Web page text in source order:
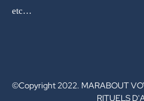
etc…
©Copyright 2022. MARABOUT
RITUELS